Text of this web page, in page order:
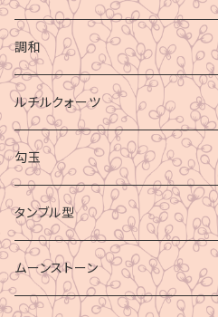
調和
ルチルクォーツ
勾玉
タンブル型
ムーンストーン